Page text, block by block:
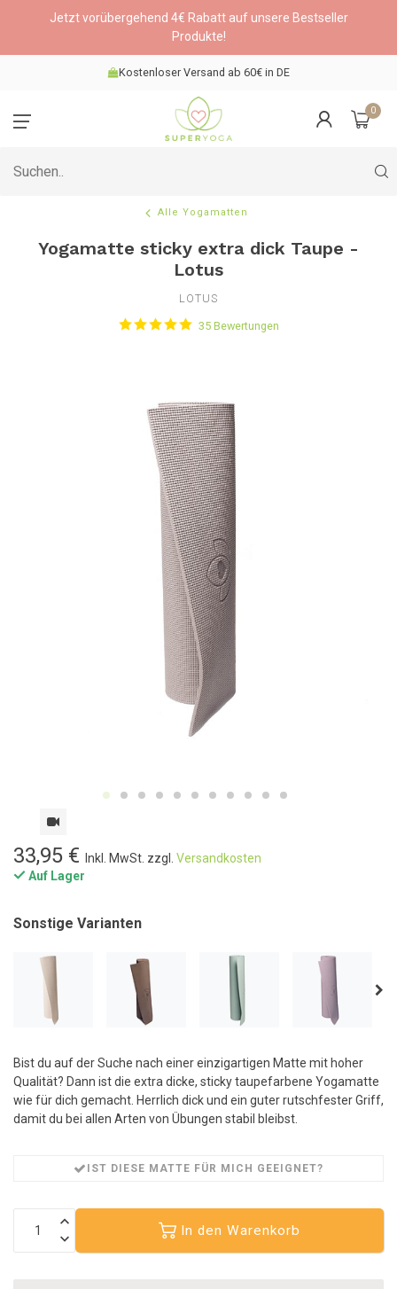
Jetzt vorübergehend 4€ Rabatt auf unsere Bestseller
Produkte!
Kostenloser Versand ab 60€ in DE
0
Alle Yogamatten
Yogamatte sticky extra dick Taupe -
Lotus
LOTUS
35 Bewertungen
33,95 € Inkl. MwSt. zzgl. Versandkosten
Auf Lager
Sonstige Varianten
Bist du auf der Suche nach einer einzigartigen Matte mit hoher
Qualität? Dann ist die extra dicke, sticky taupefarbene Yogamatte
wie für dich gemacht. Herrlich dick und ein guter rutschfester Griff,
damit du bei allen Arten von Übungen stabil bleibst.
IST DIESE MATTE FÜR MICH GEEIGNET?
In den Warenkorb